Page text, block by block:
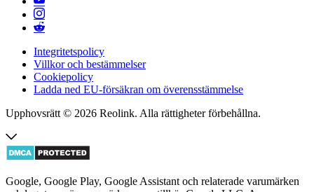
Integritetspolicy
Villkor och bestämmelser
Cookiepolicy
Ladda ned EU-försäkran om överensstämmelse
Upphovsrätt © 2026 Reolink. Alla rättigheter förbehållna.
Google, Google Play, Google Assistant och relaterade varumärken